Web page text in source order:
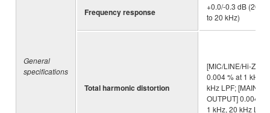
General
specifications
Frequency response
+0.0/-0.3 dB (20 Hz
to 20 kHz)
Total harmonic distortion
[MIC/LINE/Hi-Z]
0.004 % at 1 kHz,
kHz LPF; [MAIN
OUTPUT] 0.004 %
1 kHz, 20 kHz LPF